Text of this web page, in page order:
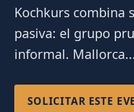
Kochkurs combina
pasiva: el grupo
informal.
SOLICITAR ESTE